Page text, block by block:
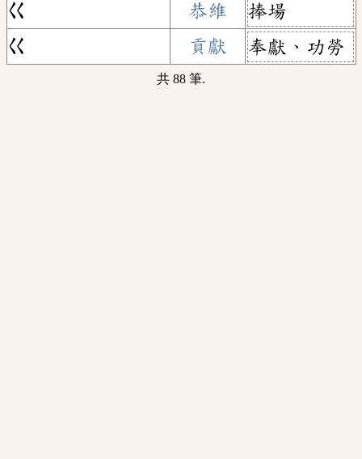
ㄍ
恭維
捧場
ㄍ
貢獻 奉獻、功勞
共 88 筆.